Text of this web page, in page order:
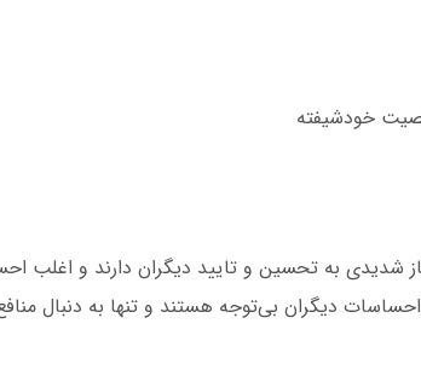
خودشیفته
شدیدی به تحسین و تایید دیگران دارند و اغلب
احساسات دیگران بی‌توجه هستند و تنها به دنبال